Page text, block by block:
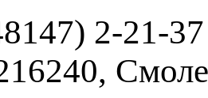
2-21-37